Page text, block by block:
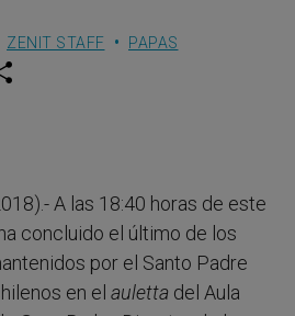
ZENIT STAFF PAPAS
A las 18:40 horas de este
concluido el último de los
por el Santo Padre
en el auletta del Aula